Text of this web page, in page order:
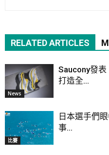
RELATED ARTICLES
News
Saucony發
打造全...
比賽
日本選手們
事...